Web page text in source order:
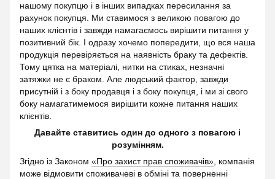
нашому покупцю і в інших випадках пересилання за
рахунок покупця. Ми ставимося з великою повагою до
наших клієнтів і завжди намагаємось вирішити питання у
позитивний бік. І одразу хочемо попередити, що вся наша
продукція перевіряється на наявність браку та дефектів.
Тому цятка на матеріалі, нитки на стиках, незначні
затяжки не є браком. Але людський фактор, завжди
присутній і з боку продавця і з боку покупця, і ми зі свого
боку намагатимемося вирішити кожне питання наших
клієнтів.
Давайте ставитись один до одного з повагою і
розумінням.
Згідно із Законом «Про захист прав споживачів» , компанія
може відмовити споживачеві в обміні та поверненні